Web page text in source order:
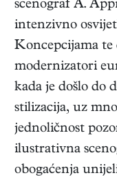
scenograf A.
intenzivno
Koncepcijama te
modernizatori
kada je došlo do
stilizacija, uz
jednoličnost
ilustrativna
obogaćenja